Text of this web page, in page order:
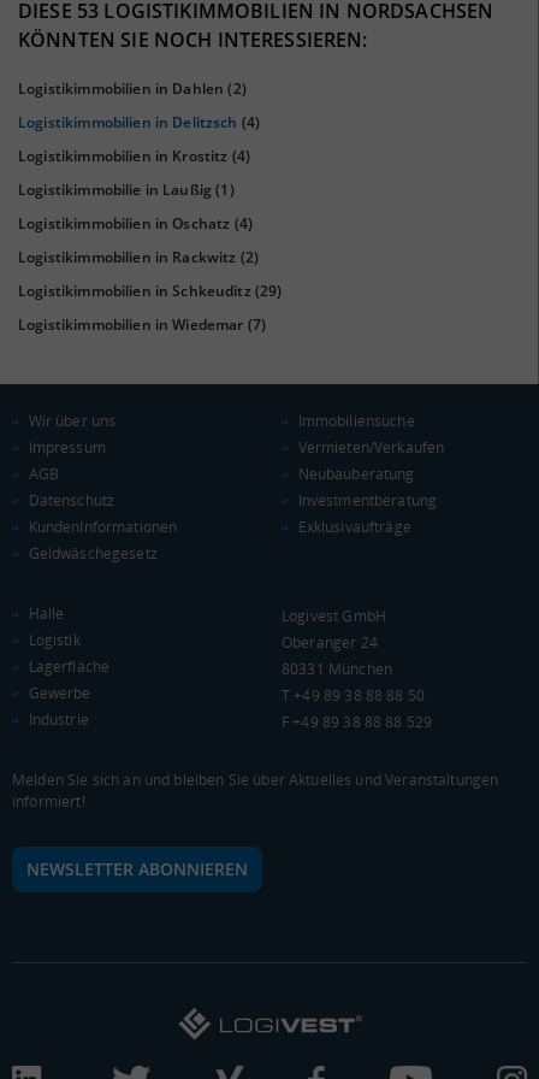
Euro pro Kopf
Kaufkraftindex
(Landkreis / Kreisfreie Stadt)
KAUFKRAFT - EURO PRO KOPF
0 €
Landkreis / Kreisfreie Stadt
Bundesland
WIRTSCHAFTSKRAFT (STAND: 2018)
(LANDKREIS / KREISFREIE STADT)
Gesamt BIP je Erwerbstätigen
5.430.738 Tsd. € 58.277 €
Produzierendes Gewerbe
4.891.524 Tsd. € 1.027.254 Tsd. € 1.241.239 Tsd. €
DIESE 53 LOGISTIKIMMOBILIEN IN NORDSACHSEN
KÖNNTEN SIE NOCH INTERESSIEREN:
Logistikimmobilien in Dahlen (2)
Logistikimmobilien in Delitzsch (4)
Logistikimmobilien in Krostitz (4)
Logistikimmobilie in Laußig(1)
Logistikimmobilien in Oschatz (4)
Logistikimmobilien in Rackwitz (2)
Logistikimmobilien in Schkeuditz(29)
Logistikimmobilien in Wiedemar (7)
Wir über uns
Impressum
AGB
Datenschutz
KundenInformationen
Geldwäschegesetz
Immobiliensuche
Vermieten/Verkaufen
Neubauberatung
Investmentberatung
Exklusivaufträge
Halle
Logistik
Lagerfläche
Gewerbe
Industrie
Logivest GmbH
Oberanger 24
80331 München
T +49 89 38 88 88 50
F +49 89 38 88 88 529
Melden Sie sich an und bleiben Sie über Aktuelles und Veranstaltungen
informiert!
NEWSLETTER ABONNIEREN